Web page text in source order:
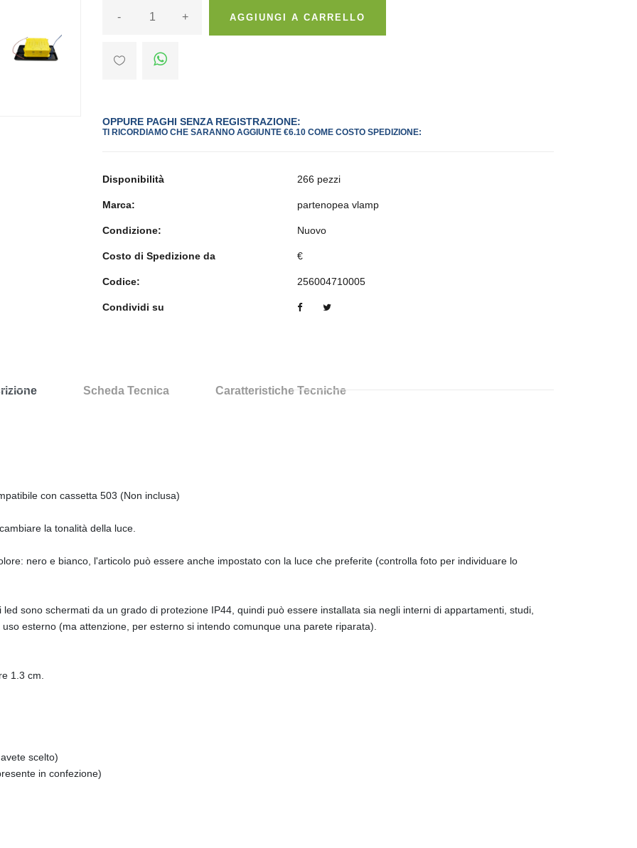
- + AGGIUNGI A CARRELLO
OPPURE PAGHI SENZA REGISTRAZIONE:
TI RICORDIAMO CHE SARANNO AGGIUNTE €6.10 COME COSTO SPEDIZIONE:
Disponibilità 266 pezzi
Marca: partenopea vlamp
Condizione: Nuovo
Costo di Spedizione da €
Codice: 256004710005
Condividi su
Scheda Tecnica Caratteristiche Tecniche
con cassetta 503 (Non inclusa)
la tonalità della luce.
nero e bianco, l'articolo può essere anche impostato con la luce che preferite (controlla foto per individuare lo
sono schermati da un grado di protezione IP44, quindi può essere installata sia negli interni di appartamenti, studi,
esterno (ma attenzione, per esterno si intendo comunque una parete riparata).
1.3 cm.
scelto)
in confezione)